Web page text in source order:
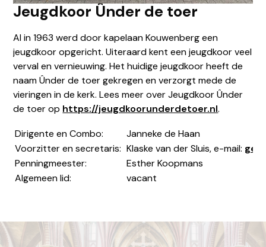
Jeugdkoor Ûnder de toer
Al in 1963 werd door kapelaan Kouwenberg een
jeugdkoor opgericht. Uiteraard kent een jeugdkoor veel
verval en vernieuwing. Het huidige jeugdkoor heeft de
naam Ûnder de toer gekregen en verzorgt mede de
vieringen in de kerk. Lees meer over Jeugdkoor Ûnder
de toer op https://jeugdkoorunderdetoer.nl.
Dirigente en Combo:
Janneke de Haan
Voorzitter en secretaris: Klaske van der Sluis, e-mail:
Penningmeester:
Esther Koopmans
Algemeen lid:
vacant